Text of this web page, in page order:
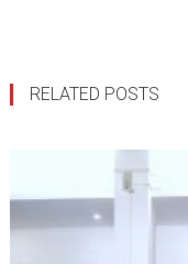
RELATED POSTS